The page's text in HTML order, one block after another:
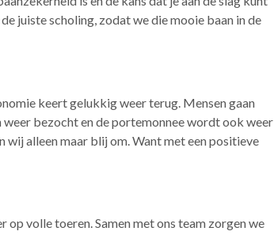
juiste scholing, zodat we die mooie baan in de
keert gelukkig weer terug. Mensen gaan
bezocht en de portemonnee wordt ook weer
wij alleen maar blij om. Want met een positieve
volle toeren. Samen met ons team zorgen we